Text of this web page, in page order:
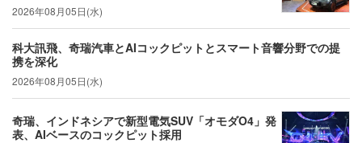
2026年08月05日(水)
科大訊飛、奇瑞汽車とAIコックピットとスマート音響分野での提
携を深化
2026年08月05日(水)
奇瑞、インドネシアで新型電気SUV「オモダO4」発
表、AIベースのコックピット採用